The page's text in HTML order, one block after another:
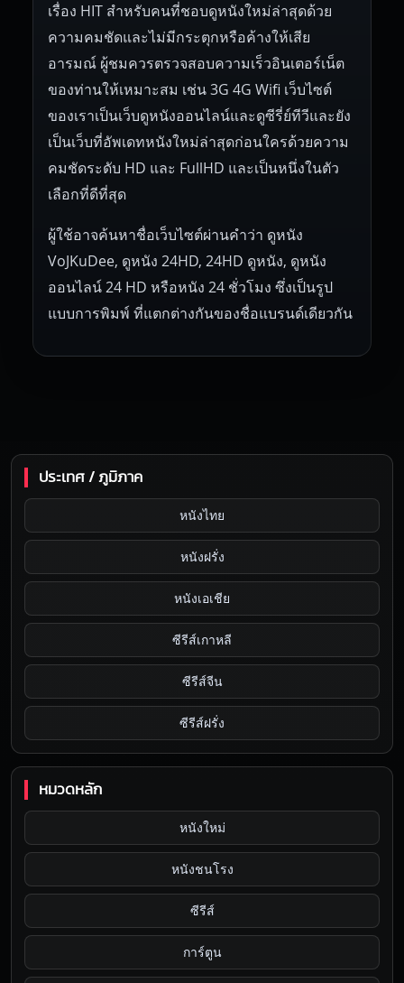
เรื่อง HIT สำหรับคนที่ชอบดูหนังใหม่ล่าสุดด้วย
ความคมชัดและไม่มีกระตุกหรือค้างให้เสีย
อารมณ์ ผู้ชมควรตรวจสอบความเร็วอินเตอร์เน็ต
ของท่านให้เหมาะสม เช่น 3G 4G Wifi เว็บไซต์
ของเราเป็นเว็บดูหนังออนไลน์และดูซีรี่ย์ทีวีและยัง
เป็นเว็บที่อัพเดทหนังใหม่ล่าสุดก่อนใครด้วยความ
คมชัดระดับ HD และ FullHD และเป็นหนึ่งในตัว
เลือกที่ดีที่สุด
ผู้ใช้อาจค้นหาชื่อเว็บไซต์ผ่านคำว่า ดูหนัง
VoJKuDee, ดูหนัง 24HD, 24HD ดูหนัง, ดูหนัง
ออนไลน์ 24 HD หรือหนัง 24 ชั่วโมง ซึ่งเป็นรูป
แบบการพิมพ์ ที่แตกต่างกันของชื่อแบรนด์เดียวกัน
ประเทศ / ภูมิภาค
หนังไทย
หนังฝรั่ง
หนังเอเชีย
ซีรีส์เกาหลี
ซีรีส์จีน
ซีรีส์ฝรั่ง
หมวดหลัก
หนังใหม่
หนังชนโรง
ซีรีส์
การ์ตูน